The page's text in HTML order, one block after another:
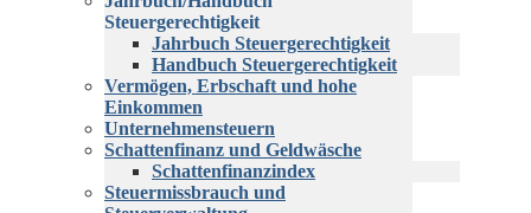
Steuergerechtigkeit
Jahrbuch Steuergerechtigkeit
Handbuch Steuergerechtigkeit
Vermögen, Erbschaft und hohe
Einkommen
Unternehmensteuern
Schattenfinanz und Geldwäsche
Schattenfinanzindex
Steuermissbrauch und